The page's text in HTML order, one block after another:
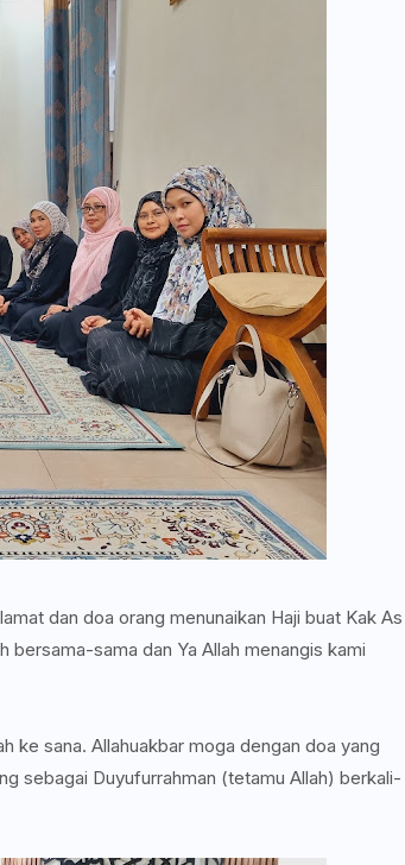
dan doa orang menunaikan Haji buat Kak As
bersama-sama dan Ya Allah menangis kami
ke sana. Allahuakbar moga dengan doa yang
sebagai Duyufurrahman (tetamu Allah) berkali-